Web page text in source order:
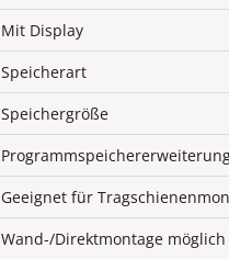
Mit Display
Speicherart
Speichergröße
Geeignet für
Wand-/Direktmontage möglich